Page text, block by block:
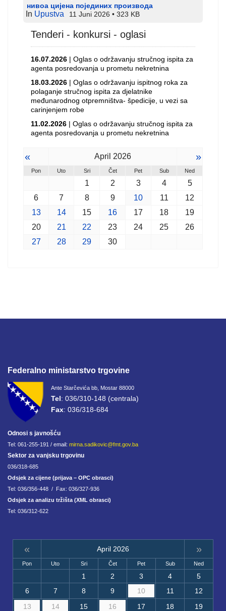
нивоа цијена појединих производа
In Upustva 11 Juni 2026 323 KB
Tenderi - konkursi - oglasi
16.07.2026 | Oglas o održavanju stručnog ispita za
agenta posredovanja u prometu nekretnina
18.03.2026 | Oglas o održavanju ispitnog roka za
polaganje stručnog ispita za djelatnike
međunarodnog otpremništva- špedicije, u vezi sa
carinjenjem robe
11.02.2026 | Oglas o održavanju stručnog ispita za
agenta posredovanja u prometu nekretnina
« April 2026 »
Pon Uto Sri Čet Pet Sub Ned
1 2 3 4
5
6
7 8 9 10 11
12
13
14 15 16 17 18
19
20
21 22 23 24 25
26
27
28 29 30
Federalno ministarstvo trgovine
Ante Starčevića bb, Mostar 88000
Tel: 036/310-148 (centrala)
Fax: 036/318-684
Odnosi s javnošću
Tel: 061-255-191 / email: mirna.sadikovic@fmt.gov.ba
Sektor za vanjsku trgovinu
036/318-685
Odsjek za cijene (prijava – OPC obrasci)
Tel: 036/356-448 / Fax: 036/327-936
Odsjek za analizu tržišta (XML obrasci)
Tel: 036/312-622
« April 2026 »
Pon Uto Sri Čet Pet Sub Ned
1 2 3 4
5
6
7 8 9 10 11
12
13
14 15 16 17 18 19